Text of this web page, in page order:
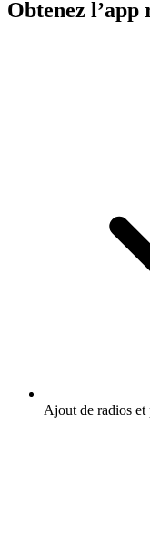
Obtenez
Ajout de radios et